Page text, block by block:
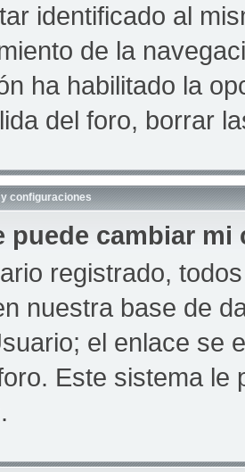
identificado al
de la
ha habilitado la
del foro, borrar
configuraciones
puede cambiar
registrado,
nuestra base de
el enlace se
Este sistema